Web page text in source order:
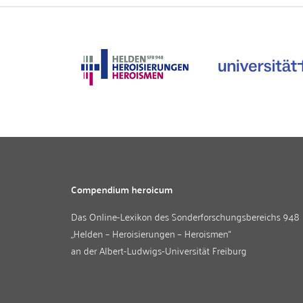
Compendium heroicum
Das Online-Lexikon desSonderforschungsbereichs 948
„Helden – Heroisierungen – Heroismen“
an derAlbert-Ludwigs-Universität Freiburg